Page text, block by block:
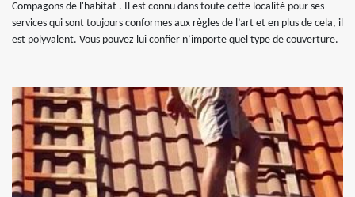
Compagons de l'habitat . Il est connu dans toute cette localité pour ses
services qui sont toujours conformes aux règles de l’art et en plus de cela, il
est polyvalent. Vous pouvez lui confier n’importe quel type de couverture.